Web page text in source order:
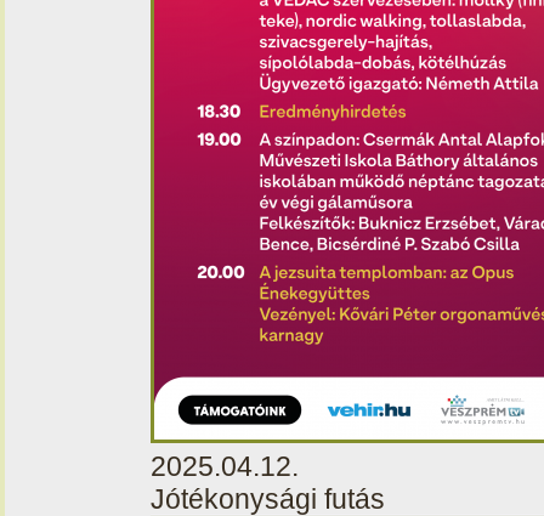
2025.04.12.
Jótékonysági futás